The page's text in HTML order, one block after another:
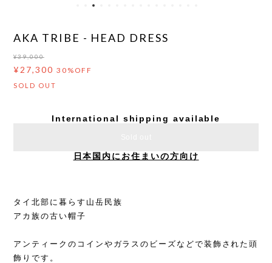
AKA TRIBE - HEAD DRESS
¥39,000
¥27,300 30%OFF
SOLD OUT
International shipping available
日本国内にお住まいの方向け
タイ北部に暮らす山岳民族
アカ族の古い帽子
アンティークのコインやガラスのビーズなどで装飾された頭
飾りです。